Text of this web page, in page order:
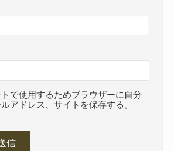
で使用するためブラウザーに自分
アドレス、サイトを保存する。